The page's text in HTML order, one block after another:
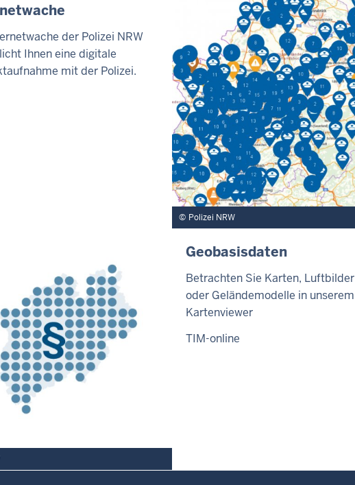
der Polizei NRW
Ihnen eine digitale
mit der Polizei.
Polizei NRW
Geobasisdaten
Betrachten Sie Karten, Luftbilder
oder Geländemodelle in unserem
Kartenviewer
TIM-online